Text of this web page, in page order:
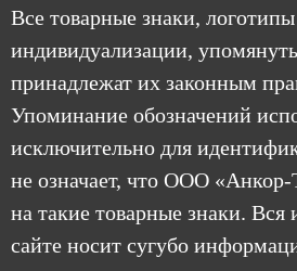
Все товарные знаки,
индивидуализации,
принадлежат их законным
Упоминание обозначений
исключительно для
не означает, что ООО «Анкор-
на такие товарные знаки.
сайте носит сугубо